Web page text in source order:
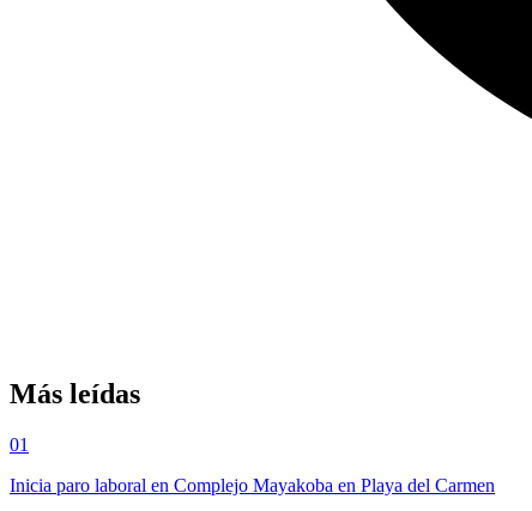
Más leídas
01
Inicia paro laboral en Complejo Mayakoba en Playa del Carmen